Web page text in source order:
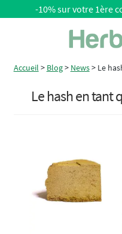
navigation
-10% sur votre 1ère
Accueil > Blog> News> Le
Le hash en tant